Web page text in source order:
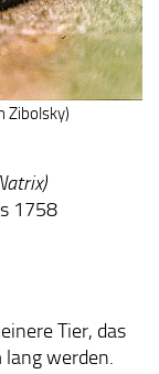
Zibolsky)
1758
Tier, das
werden.